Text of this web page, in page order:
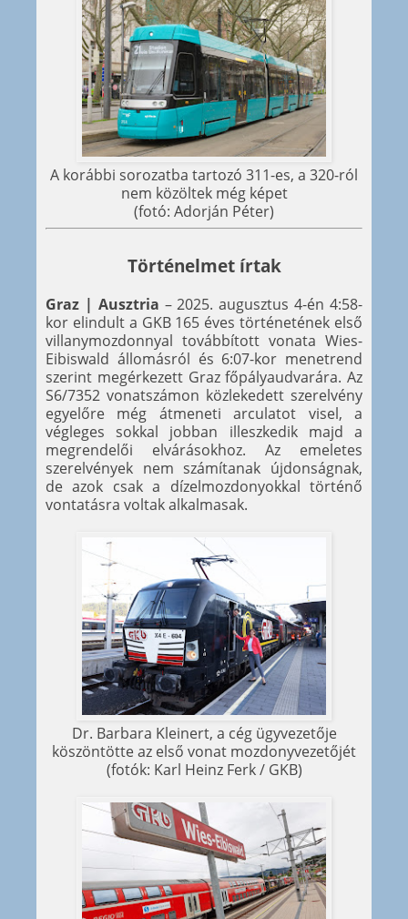
A korábbi sorozatba tartozó 311-es, a 320-ról
nem közöltek még képet
(fotó: Adorján Péter)
Történelmet írtak
Graz | Ausztria – 2025. augusztus 4-én 4:58-
kor elindult a GKB 165 éves történetének első
villanymozdonnyal továbbított vonata Wies-
Eibiswald állomásról és 6:07-kor menetrend
szerint megérkezett Graz főpályaudvarára. Az
S6/7352 vonatszámon közlekedett szerelvény
egyelőre még átmeneti arculatot visel, a
végleges sokkal jobban illeszkedik majd a
megrendelői elvárásokhoz. Az emeletes
szerelvények nem számítanak újdonságnak,
de azok csak a dízelmozdonyokkal történő
vontatásra voltak alkalmasak.
Dr. Barbara Kleinert, a cég ügyvezetője
köszöntötte az első vonat mozdonyvezetőjét
(fotók: Karl Heinz Ferk / GKB)